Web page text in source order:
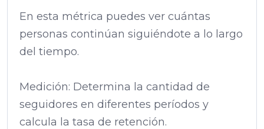
En esta métrica puedes ver cuántas
personas continúan siguiéndote a lo largo
del tiempo.
Medición: Determina la cantidad de
seguidores en diferentes períodos y
calcula la tasa de retención.